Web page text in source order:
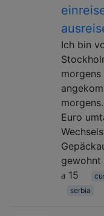
Ich bin
morgens
Euro
gewohnt
15
serbia